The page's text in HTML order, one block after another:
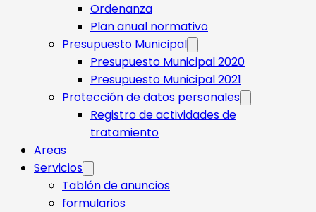
Ordenanza
Plan anual normativo
Presupuesto Municipal
Presupuesto Municipal 2020
Presupuesto Municipal 2021
Protección de datos personales
Registro de actividades de
tratamiento
Areas
Servicios
Tablón de anuncios
formularios